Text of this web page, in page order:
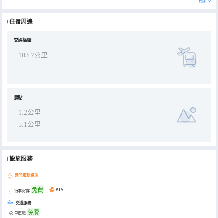
展開
住宿周邊
交通樞紐
103.7公里
景點
1.2公里
5.1公里
設施服務
熱門服務設施
行李寄存 免費 KTV
交通服務
停車場 免費